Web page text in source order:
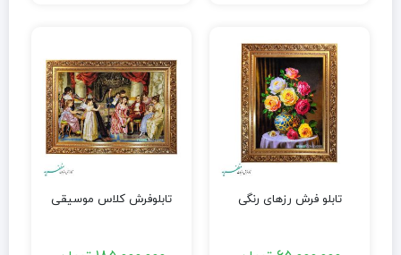
تابلو فرش رزهای رنگی تابلوفرش کلاس موسیقی